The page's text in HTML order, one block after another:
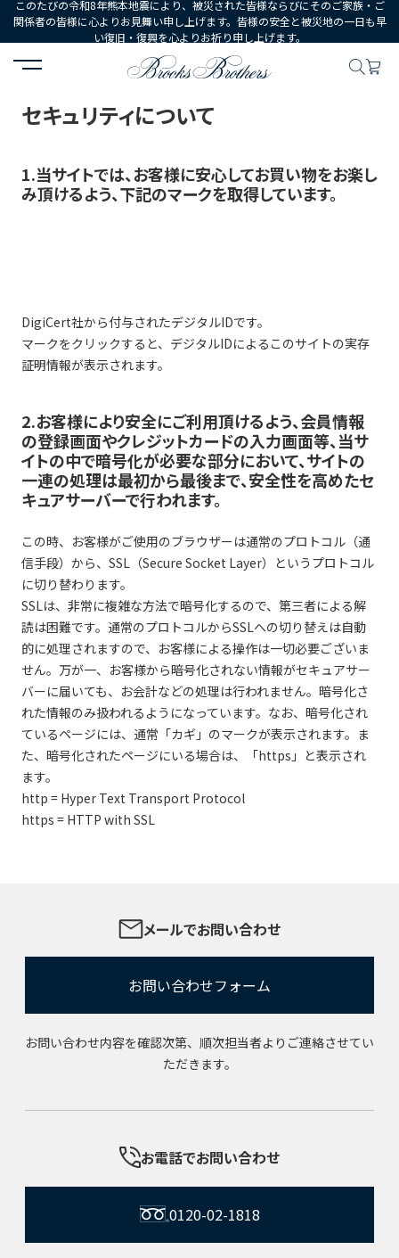
このたびの令和8年熊本地震により、被災された皆様ならびにそのご家族・ご
関係者の皆様に心よりお見舞い申し上げます。皆様の安全と被災地の一日も早
い復旧・復興を心よりお祈り申し上げます。
HOME ご利用ガイド セキュリティについて
セキュリティについて
1.当サイトでは、お客様に安心してお買い物をお楽し
み頂けるよう、下記のマークを取得しています。
DigiCert社から付与されたデジタルIDです。
マークをクリックすると、デジタルIDによるこのサイトの実存
証明情報が表示されます。
2.お客様により安全にご利用頂けるよう、会員情報
の登録画面やクレジットカードの入力画面等、当サ
イトの中で暗号化が必要な部分において、サイトの
一連の処理は最初から最後まで、安全性を高めたセ
キュアサーバーで行われます。
この時、お客様がご使用のブラウザーは通常のプロトコル（通
信手段）から、SSL（Secure Socket Layer）というプロトコル
に切り替わります。
SSLは、非常に複雑な方法で暗号化するので、第三者による解
読は困難です。通常のプロトコルからSSLへの切り替えは自動
的に処理されますので、お客様による操作は一切必要ございま
せん。万が一、お客様から暗号化されない情報がセキュアサー
バーに届いても、お会計などの処理は行われません。暗号化さ
れた情報のみ扱われるようになっています。なお、暗号化され
ているページには、通常「カギ」のマークが表示されます。ま
た、暗号化されたページにいる場合は、「https」と表示され
ます。
http = Hyper Text Transport Protocol
https = HTTP with SSL
メールでお問い合わせ
お問い合わせフォーム
お問い合わせ内容を確認次第、順次担当者よりご連絡させてい
ただきます。
お電話でお問い合わせ
0120-02-1818